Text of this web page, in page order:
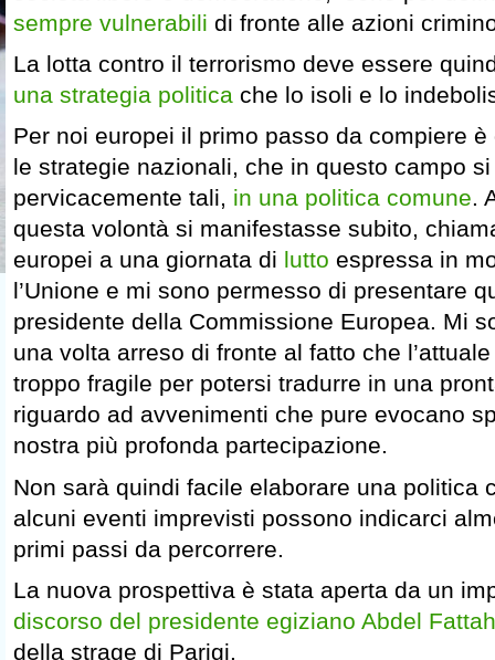
sempre vulnerabili di fronte alle azioni
La lotta contro il terrorismo deve essere
una strategia politica che lo isoli e lo
Per noi europei il primo passo da compiere
le strategie nazionali, che in questo campo
pervicacemente tali, in una politica comune.
questa volontà si manifestasse subito,
europei a una giornata di lutto espressa in
l’Unione e mi sono permesso di presentare
presidente della Commissione Europea. Mi
una volta arreso di fronte al fatto che
troppo fragile per potersi tradurre in una
riguardo ad avvenimenti che pure evocano
nostra più profonda partecipazione.
Non sarà quindi facile elaborare una politica
alcuni eventi imprevisti possono indicarci
primi passi da percorrere.
La nuova prospettiva è stata aperta da un
discorso del presidente egiziano Abdel
della strage di Parigi.